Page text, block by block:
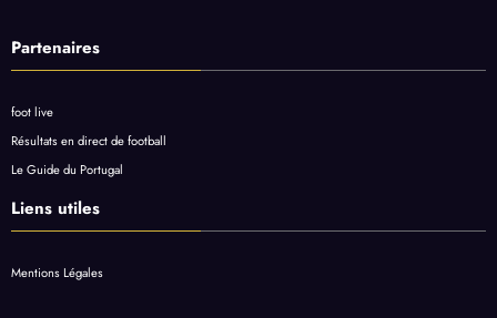
Partenaires
foot live
Résultats en direct de football
Le Guide du Portugal
Liens utiles
Mentions Légales